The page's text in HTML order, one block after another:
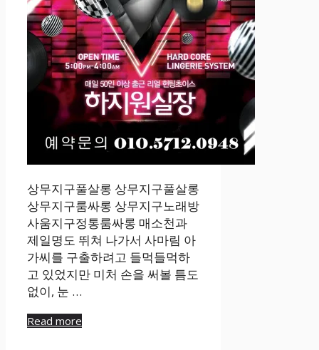
상무지구풀살롱 상무지구풀살롱
상무지구룸싸롱 상무지구노래방
사움지구정통룸싸롱 매소천과
제일명도 뛰쳐 나가서 사마림 아
가씨를 구출하려고 들먹들먹하
고 있었지만 미처 손을 써볼 틈도
없이, 눈 …
Read more